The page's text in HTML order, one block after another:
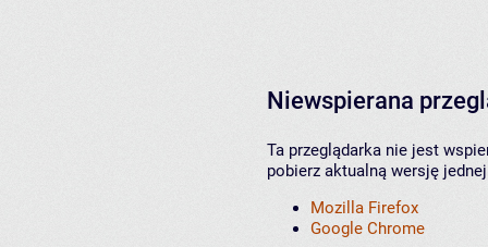
Niewspierana
Ta przeglądarka nie jest
pobierz aktualną wersję
Mozilla Firefox
Google Chrome